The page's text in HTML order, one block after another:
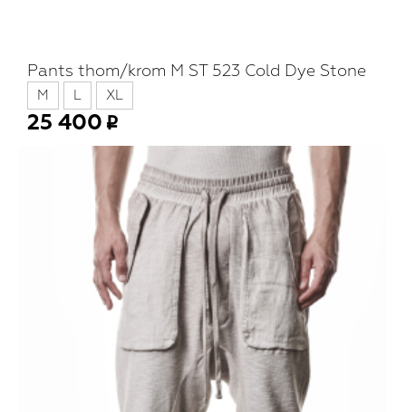
Pants thom/krom M ST 523 Cold Dye Stone
M L XL
25 400